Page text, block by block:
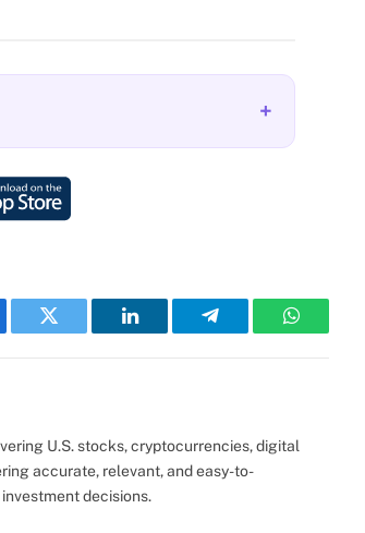
+
Twitter LinkedIn Telegram WhatsApp
U.S. stocks, cryptocurrencies, digital
accurate, relevant, and easy-to-
decisions.